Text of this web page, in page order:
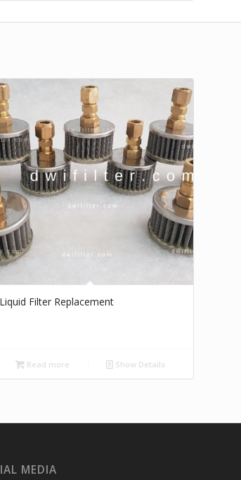
Liquid Filter Replacement
Read more Show Details
MEDIA